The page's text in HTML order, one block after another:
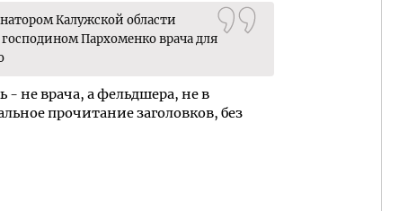
Калужской области
Пархоменко врача для
- не врача, а фельдшера, не в
прочитание заголовков, без